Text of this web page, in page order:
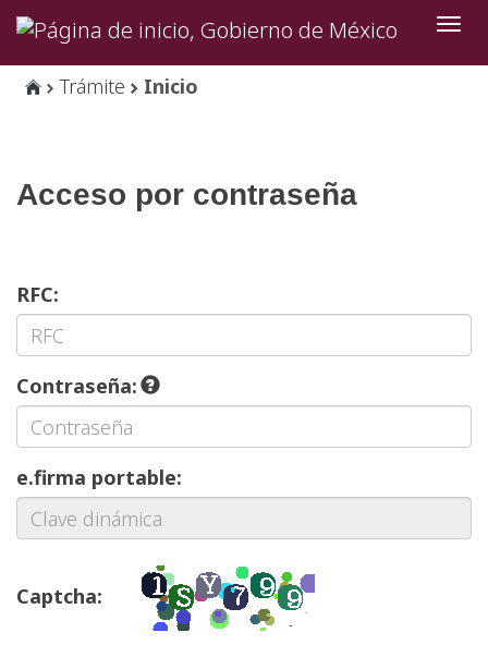
Trámite Inicio
Acceso por contraseña
RFC:
Contraseña:
e.firma portable:
Captcha: